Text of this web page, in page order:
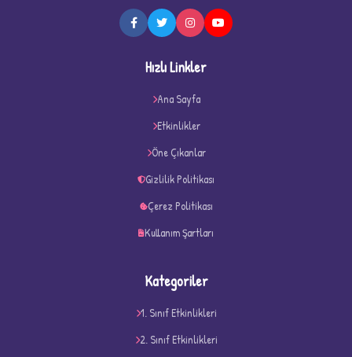
Hızlı Linkler
Ana Sayfa
Etkinlikler
Öne Çıkanlar
Gizlilik Politikası
Çerez Politikası
Kullanım Şartları
Kategoriler
1. Sınıf Etkinlikleri
2. Sınıf Etkinlikleri